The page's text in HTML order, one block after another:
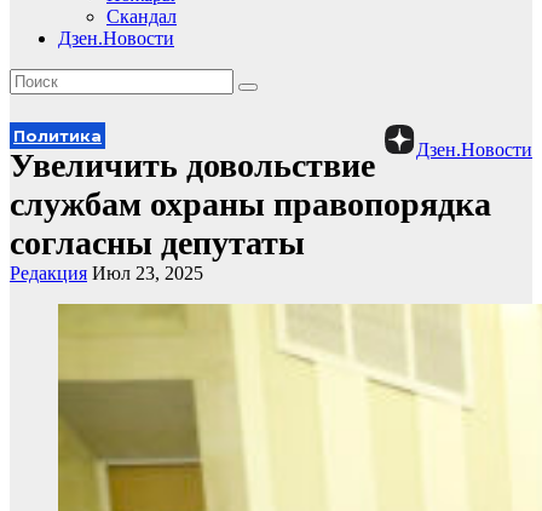
Скандал
Дзен.Новости
Дзен.Новости
Политика
Увеличить довольствие
службам охраны правопорядка
согласны депутаты
Редакция Июл 23, 2025